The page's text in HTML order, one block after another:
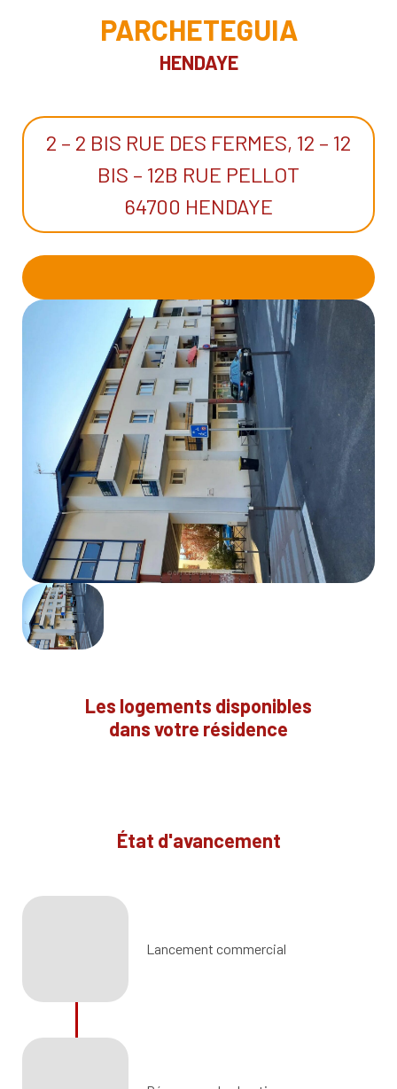
PARCHETEGUIA
HENDAYE
2 – 2 BIS RUE DES FERMES, 12 – 12
BIS – 12B RUE PELLOT
64700 HENDAYE
Les logements disponibles
dans votre résidence
État d'avancement
Lancement commercial